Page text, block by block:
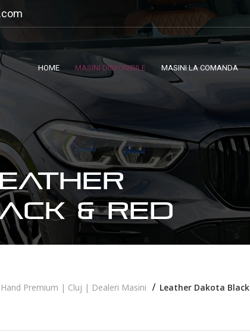
HOME MASINI DISPONIBILE MASINI LA COMANDA
& RED
Premium | Cluj | Dealeri Masini
Leather Dakota Black